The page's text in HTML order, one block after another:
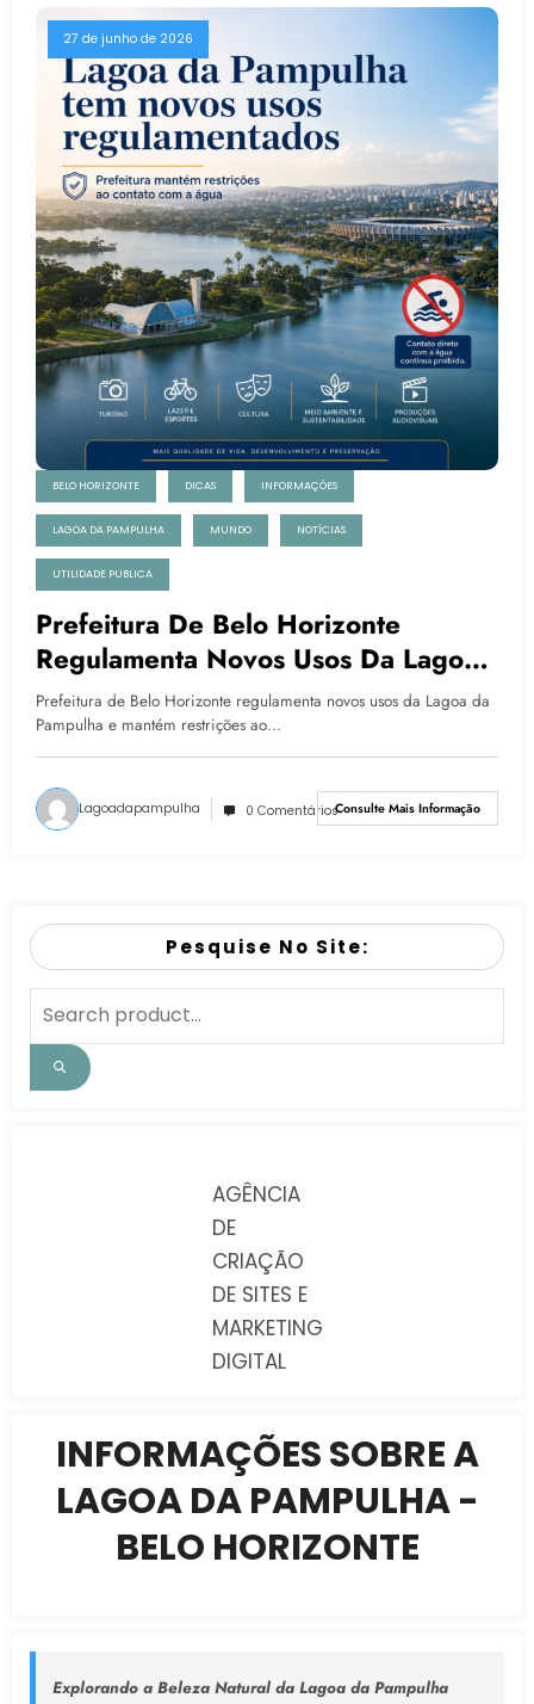
27 de junho de 2026
BELO HORIZONTE DICAS INFORMAÇÕES
LAGOA DA PAMPULHA MUNDO NOTÍCIAS
UTILIDADE PUBLICA
Prefeitura De Belo Horizonte
Regulamenta Novos Usos Da Lagoa
Da Pampulha E Mantém Restrições
Ao Contato Com A Água
Prefeitura de Belo Horizonte regulamenta novos usos da Lagoa da
Pampulha e mantém restrições ao…
Lagoadapampulha 0 ComentáriosConsulte Mais Informação
Pesquise No Site:
AGÊNCIA
DE
CRIAÇÃO
DE SITES E
MARKETING
DIGITAL
INFORMAÇÕES SOBRE A
LAGOA DA PAMPULHA -
BELO HORIZONTE
Explorando a Beleza Natural da Lagoa da Pampulha